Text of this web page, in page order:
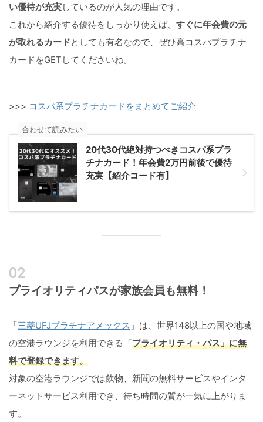
い優待が充実しているのが人気の理由です。
これから紹介する優待をしっかり使えば、 すぐに年会費の元
が取れるカードとしても有名なので、ぜひ高コスパプラチナ
カードをGETしてくださいね。
>>> コスパ系プラチナカードをまとめてご紹介
20代30代絶対持つべきコスパ系プラ
チナカード！年会費2万円前後で優待
充実【紹介コード有】
合わせて読みたい
プライオリティパスが家族会員も無料！
「三菱UFJプラチナアメックス 」は、世界148以上の国や地域
の空港ラウンジを利用できる「プライオリティ・パス」に無
料で登録できます。
対象の空港ラウンジでは飲物、新聞の無料サービスやインタ
ーネットサービス利用でき、待ち時間の質が一気に上がりま
す。